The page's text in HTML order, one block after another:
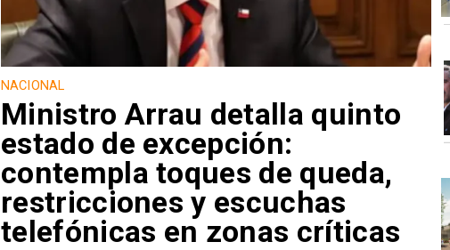
NACIONAL
Ministro Arrau detalla quinto
estado de excepción:
contempla toques de queda,
restricciones y escuchas
telefónicas en zonas críticas